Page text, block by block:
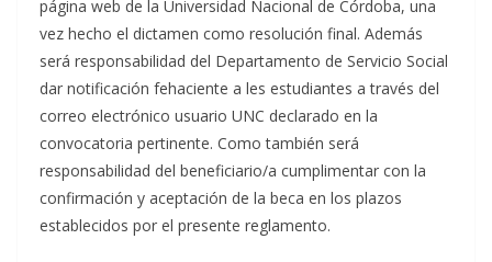
página web de la Universidad Nacional de Córdoba, una
vez hecho el dictamen como resolución final. Además
será responsabilidad del Departamento de Servicio Social
dar notificación fehaciente a les estudiantes a través del
correo electrónico usuario UNC declarado en la
convocatoria pertinente. Como también será
responsabilidad del beneficiario/a cumplimentar con la
confirmación y aceptación de la beca en los plazos
establecidos por el presente reglamento.